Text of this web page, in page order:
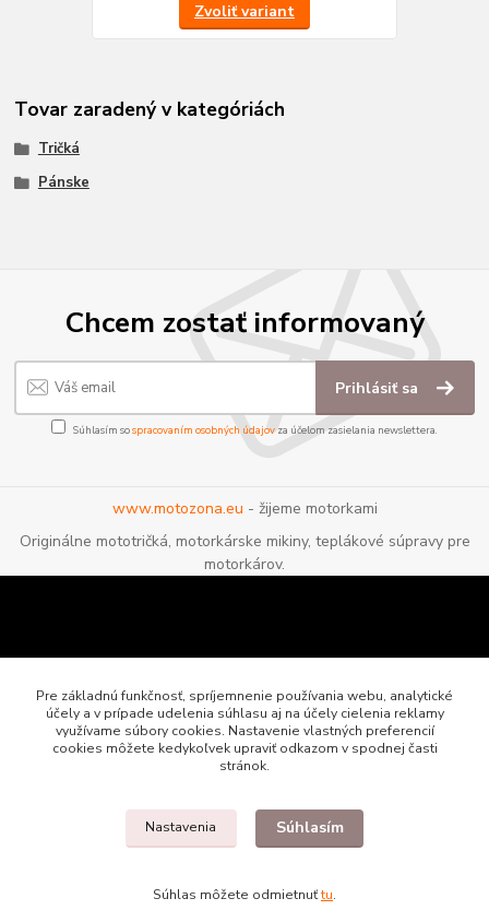
Zvoliť variant
Tovar zaradený v kategóriách
Tričká
Pánske
Chcem zostať informovaný
Prihlásiť sa
Súhlasím sospracovaním osobných údajov za účelom zasielania newslettera.
www.motozona.eu - žijeme motorkami
Originálne mototričká, motorkárske mikiny, teplákové súpravy pre
motorkárov.
motorkárov
Pre základnú funkčnosť, spríjemnenie používania webu, analytické
účely a v prípade udelenia súhlasu aj na účely cielenia reklamy
využívame súbory cookies. Nastavenie vlastných preferencií
cookies môžete kedykoľvek upraviť odkazom v spodnej časti
stránok.
Nastavenia Súhlasím
Súhlas môžete odmietnuťtu.